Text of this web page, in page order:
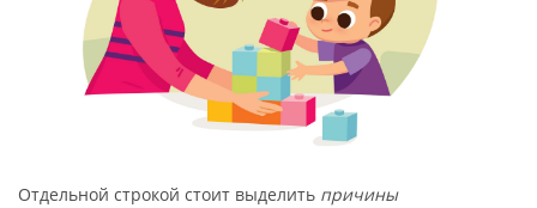
Отдельной строкой стоит выделить причины